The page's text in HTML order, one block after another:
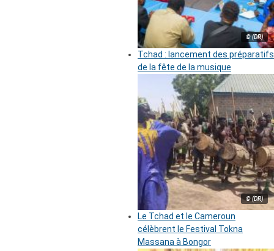
© (DR)
Tchad : lancement des préparatifs
de la fête de la musique
© (DR)
Le Tchad et le Cameroun
célèbrent le Festival Tokna
Massana à Bongor